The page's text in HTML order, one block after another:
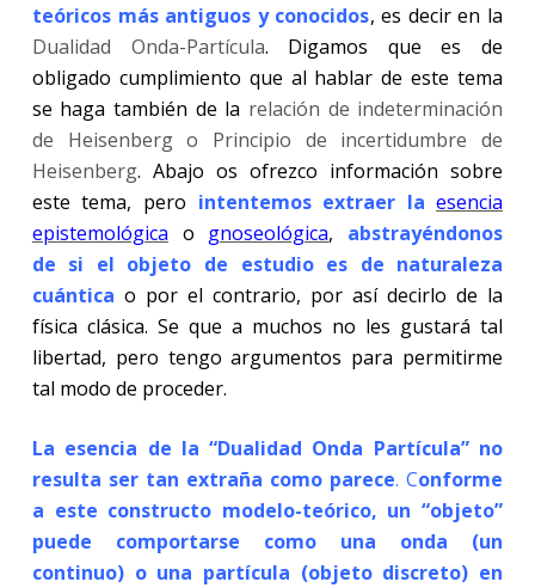
teóricos más antiguos y conocidos, es decir en la
Dualidad Onda-Partícula. Digamos que es de
obligado cumplimiento que al hablar de este tema
se haga también de la relación de indeterminación
de Heisenberg o Principio de incertidumbre de
Heisenberg. Abajo os ofrezco información sobre
este tema, pero intentemos extraer laesencia
epistemológica o gnoseológica, abstrayéndonos
de si el objeto de estudio es de naturaleza
cuántica o por el contrario, por así decirlo de la
física clásica. Se que a muchos no les gustará tal
libertad, pero tengo argumentos para permitirme
tal modo de proceder.
La esencia de la “Dualidad Onda Partícula” no
resulta ser tan extraña como parece. Conforme
a este constructo modelo-teórico, un “objeto”
puede comportarse como una onda (un
continuo) o una partícula (objeto discreto) en